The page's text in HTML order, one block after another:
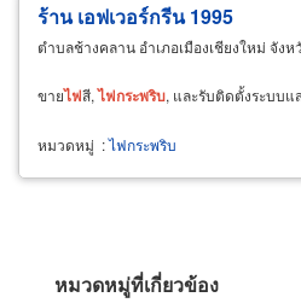
ร้าน เอฟเวอร์กรีน 1995
ตำบลช้างคลาน อำเภอเมืองเชียงใหม่ จังห
ขายไฟสี,ไฟกระพริบ, และรับติดตั้งระบบแ
หมวดหมู่ :ไฟกระพริบ
หมวดหมู่ที่เกี่ยวข้อง